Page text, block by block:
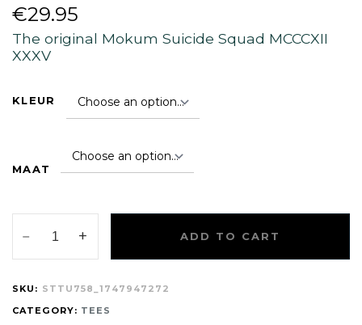
€29.95
The original Mokum Suicide Squad MCCCXII
XXXV
KLEUR
MAAT
ADD TO CART
SKU: STTU758_1747947272
CATEGORY: TEES